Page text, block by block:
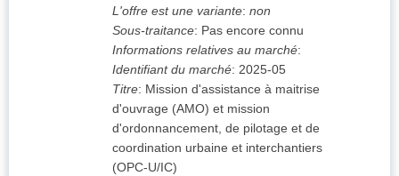
L'offre est une variante: non
Sous-traitance: Pas encore connu
Informations relatives au marché:
Identifiant du marché: 2025-05
Titre: Mission d'assistance à maitrise
d'ouvrage (AMO) et mission
d'ordonnancement, de pilotage et de
coordination urbaine et interchantiers
(OPC-U/IC)